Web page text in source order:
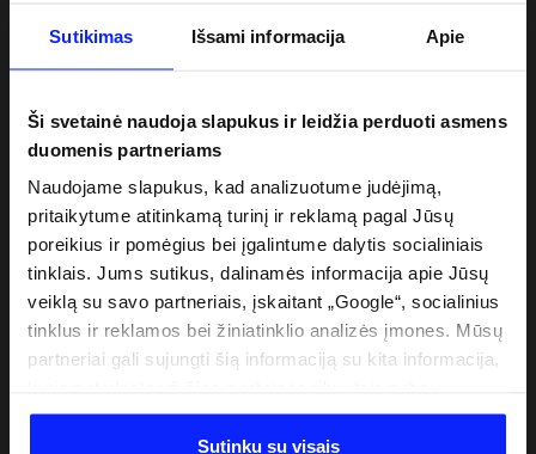
Sutikimas Išsami informacija Apie
Ši svetainė naudoja slapukus ir leidžia perduoti asmens
duomenis partneriams
Naudojame slapukus, kad analizuotume judėjimą,
pritaikytume atitinkamą turinį ir reklamą pagal Jūsų
poreikius ir pomėgius bei įgalintume dalytis socialiniais
tinklais. Jums sutikus, dalinamės informacija apie Jūsų
veiklą su savo partneriais, įskaitant „Google“, socialinius
tinklus ir reklamos bei žiniatinklio analizės įmones. Mūsų
partneriai gali sujungti šią informaciją su kita informacija,
duomenimis, kuriuos jie gauna, kai naudojatės jų
paslaugomis. Gavus Jūsų leidimą, mes galime perduoti
Sutinku su visais